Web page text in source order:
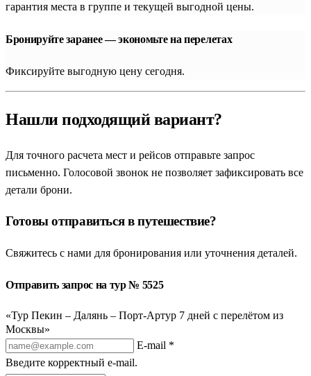
гарантия места в группе и текущей выгодной цены.
Бронируйте заранее — экономьте на перелетах
Фиксируйте выгодную цену сегодня.
Нашли подходящий вариант?
Для точного расчета мест и рейсов отправьте запрос
письменно. Голосовой звонок не позволяет зафиксировать все
детали брони.
Готовы отправиться в путешествие?
Свяжитесь с нами для бронирования или уточнения деталей.
Отправить запрос на тур № 5525
«Тур Пекин – Далянь – Порт-Артур 7 дней с перелётом из
Москвы»
E-mail *
Введите корректный e-mail.